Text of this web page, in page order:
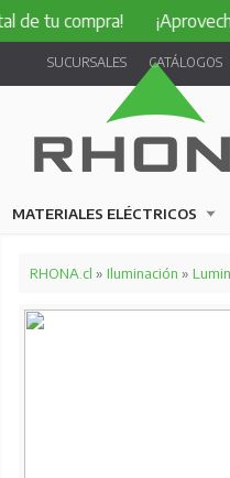
¡Aprovecha un
SUCURSALES CATÁLOGOS
MATERIALES ELÉCTRICOS
RHONA.cl » Iluminación »